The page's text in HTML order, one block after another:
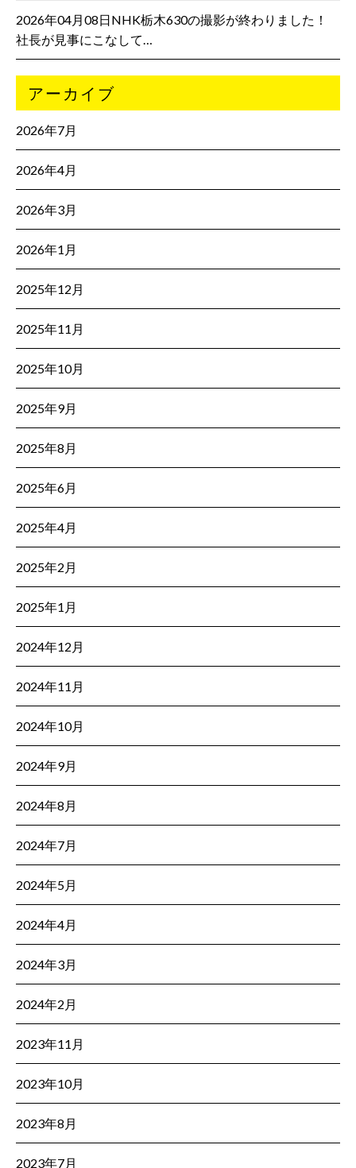
2026年04月08日NHK栃木630の撮影が終わりました！
社長が見事にこなして…
アーカイブ
2026年7月
2026年4月
2026年3月
2026年1月
2025年12月
2025年11月
2025年10月
2025年9月
2025年8月
2025年6月
2025年4月
2025年2月
2025年1月
2024年12月
2024年11月
2024年10月
2024年9月
2024年8月
2024年7月
2024年5月
2024年4月
2024年3月
2024年2月
2023年11月
2023年10月
2023年8月
2023年7月